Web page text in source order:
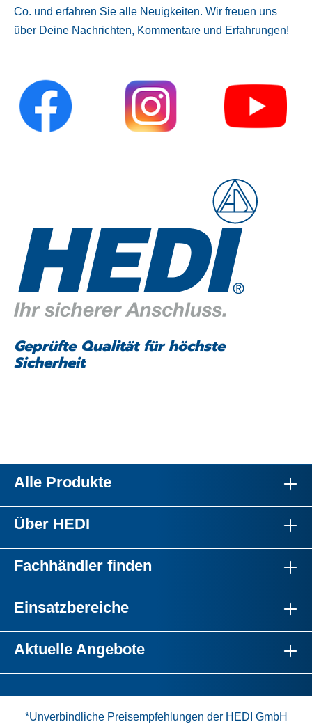
Co. und erfahren Sie alle Neuigkeiten. Wir freuen uns
über Deine Nachrichten, Kommentare und Erfahrungen!
Geprüfte Qualität für höchste
Sicherheit
Alle Produkte
Über HEDI
Fachhändler finden
Einsatzbereiche
Aktuelle Angebote
*Unverbindliche Preisempfehlungen der HEDI GmbH